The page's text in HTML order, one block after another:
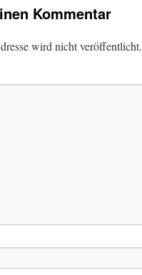
Kommentar
wird nicht veröffentlicht.